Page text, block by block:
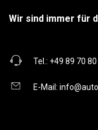
Wir sind immer für
Tel.: +49 89 70
E-Mail: